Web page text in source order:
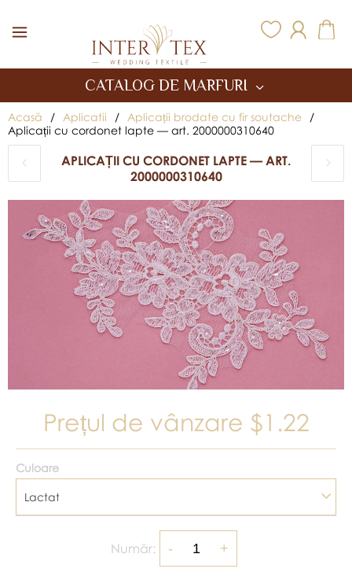
CATALOG DE MARFURI
Acasă / Aplicatii / Aplicații brodate cu fir soutache
/
Aplicații cu cordonet lapte — art. 2000000310640
APLICAȚII CU CORDONET LAPTE — ART.
2000000310640
Prețul de vânzare $1.22
Culoare
Lactat
Număr: